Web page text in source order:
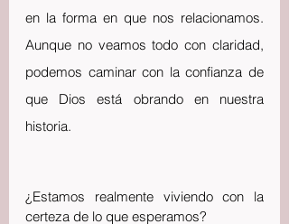
en la forma en que nos relacionamos.
Aunque no veamos todo con claridad,
podemos caminar con la confianza de
que Dios está obrando en nuestra
historia.
¿Estamos realmente viviendo con la
certeza de lo que esperamos?